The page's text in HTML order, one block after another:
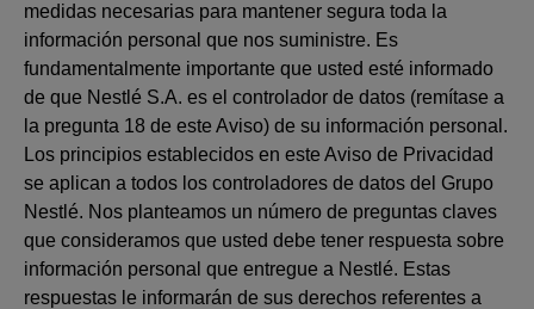
medidas necesarias para mantener segura toda la
información personal que nos suministre. Es
fundamentalmente importante que usted esté informado
de que Nestlé S.A. es el controlador de datos (remítase a
la pregunta 18 de este Aviso) de su información personal.
Los principios establecidos en este Aviso de Privacidad
se aplican a todos los controladores de datos del Grupo
Nestlé. Nos planteamos un número de preguntas claves
que consideramos que usted debe tener respuesta sobre
información personal que entregue a Nestlé. Estas
respuestas le informarán de sus derechos referentes a